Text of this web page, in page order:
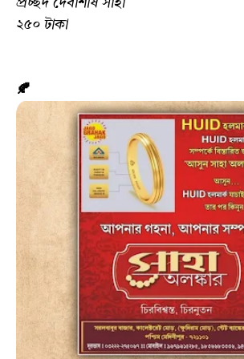
প্রচ্ছদ দেবাশীষ সাহা
২৫০ টাকা
🍂